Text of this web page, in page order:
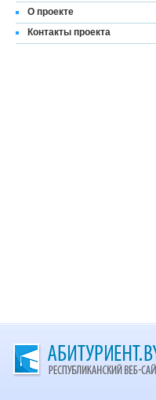
О проекте
Контакты проекта